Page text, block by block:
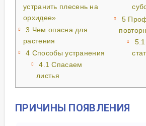
устранить плесень на
орхидее»
3 Чем опасна для
растения
4 Способы устранения
4.1 Спасаем
листья
5
5.1
ПРИЧИНЫ ПОЯВЛЕНИЯ